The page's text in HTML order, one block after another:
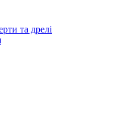
та дрелі